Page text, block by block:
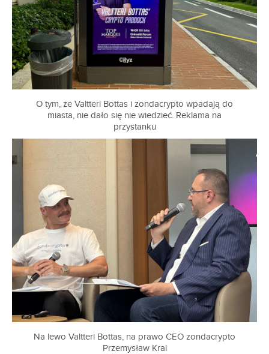
O tym, że Valtteri Bottas i zondacrypto wpadają do
miasta, nie dało się nie wiedzieć. Reklama na
przystanku
Na lewo Valtteri Bottas, na prawo CEO zondacrypto
Przemysław Kral